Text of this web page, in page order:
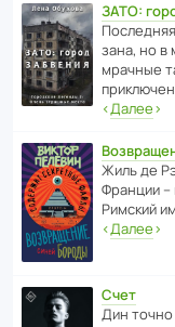
ЗАТО:
зана, но в
мрачные
‹Далее›
Жиль де
Франции –
Римский
‹Далее›
Счет
Дин точно